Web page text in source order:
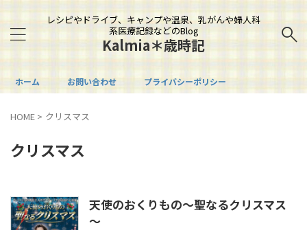
レシピやドライブ、キャンプや温泉、乳がんや婦人科
系医療記録などのBlog
Kalmia＊歳時記
ホーム お問い合わせ プライバシーポリシー
HOME > クリスマス
クリスマス
天使のおくりもの～聖なるクリスマス
～